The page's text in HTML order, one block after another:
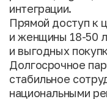
интеграции.
Прямой доступ к
и женщины 18-50
и выгодных
Долгосрочное
стабильное
национальными